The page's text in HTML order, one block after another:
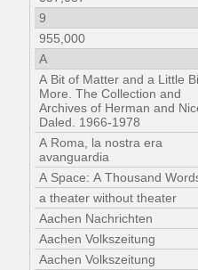
9
955,000
A
A Bit of Matter and a Little Bit
More. The Collection and
Archives of Herman and
Daled. 1966-1978
A Roma, la nostra era
avanguardia
A Space: A Thousand Words
a theater without theater
Aachen Nachrichten
Aachen Volkszeitung
Aachen Volkszeitung